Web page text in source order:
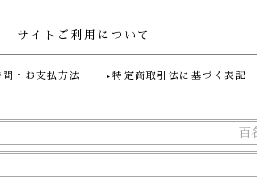
サイトご利用について
間・お支払方法 特定商取引法に基づく表記
百